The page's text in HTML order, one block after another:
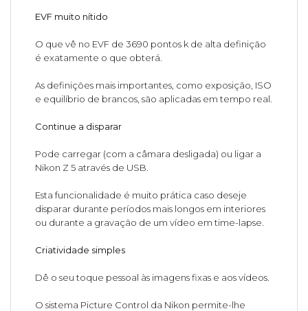
EVF muito nítido
O que vê no EVF de 3690 pontos k de alta definição
é exatamente o que obterá.
As definições mais importantes, como exposição, ISO
e equilíbrio de brancos, são aplicadas em tempo real.
Continue a disparar
Pode carregar (com a câmara desligada) ou ligar a
Nikon Z 5 através de USB.
Esta funcionalidade é muito prática caso deseje
disparar durante períodos mais longos em interiores
ou durante a gravação de um vídeo em time-lapse.
Criatividade simples
Dê o seu toque pessoal às imagens fixas e aos vídeos.
O sistema Picture Control da Nikon permite-lhe